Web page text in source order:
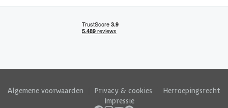
Algemene voorwaarden Privacy & cookies
Herroepingsrecht
Impressie